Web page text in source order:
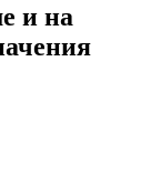
и на